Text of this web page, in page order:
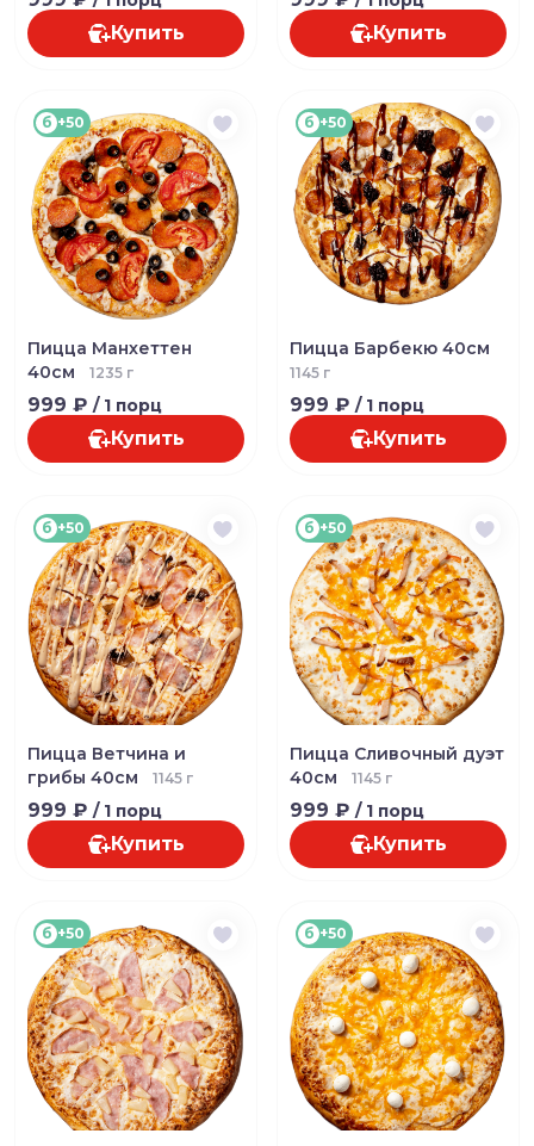
Купить Купить
б +50
Пицца Манхеттен
40см
1235 г
999 ₽ / 1 порц
Купить
б +50
Пицца Барбекю 40см
1145 г
999 ₽ / 1 порц
Купить
б +50
Пицца Ветчина и
грибы 40см
1145 г
999 ₽ / 1 порц
Купить
б +50
Пицца Сливочный дуэт
40см
1145 г
999 ₽ / 1 порц
Купить
б +50 б +50